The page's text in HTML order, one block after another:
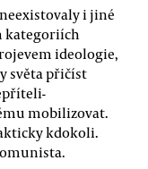
i jiné
kategoriích
ideologie,
světa přičíst
mobilizovat.
kdokoli.